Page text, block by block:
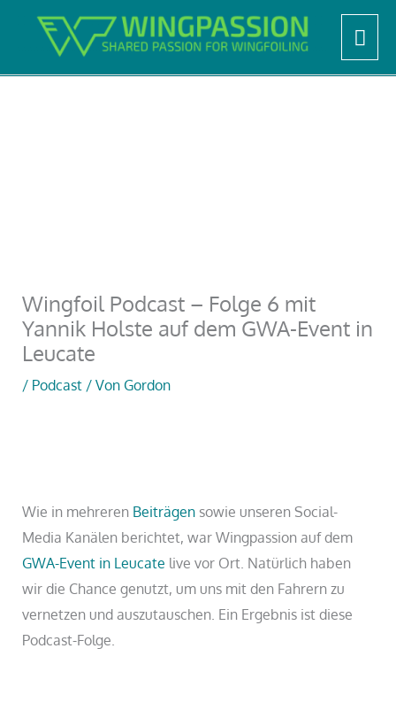
Start
Podcast
Wingfoil Podcast – Folge 6 mit Yannik Holste auf dem
GWA-Event in Leucate
Wingfoil Podcast – Folge 6 mit
Yannik Holste auf dem GWA-Event in
Leucate
/ Podcast / Von Gordon
Wie in mehreren Beiträgen sowie unseren Social-
Media Kanälen berichtet, war Wingpassion auf dem
GWA-Event in Leucate live vor Ort. Natürlich haben
wir die Chance genutzt, um uns mit den Fahrern zu
vernetzen und auszutauschen. Ein Ergebnis ist diese
Podcast-Folge.